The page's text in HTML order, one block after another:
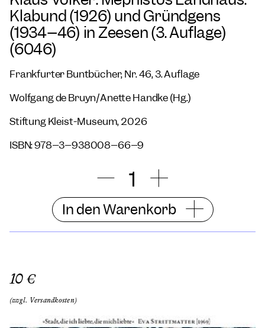
Klabund (1926) und Gründgens
(1934–46) in Zeesen (3. Auflage)
(6046)
Frankfurter Buntbücher, Nr. 46, 3. Auflage
Wolfgang de Bruyn/Anette Handke (Hg.)
Stiftung Kleist-Museum, 2026
ISBN: 978–3–938008–66–9
In den Warenkorb
10 €
(zzgl. Versandkosten)